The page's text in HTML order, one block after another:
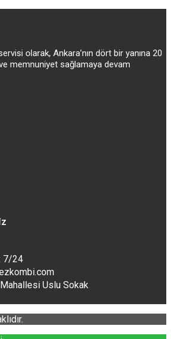
olarak, Ankara’nın dört bir yanına 20
memnuniyet sağlamaya devam
7/24
Uslu Sokak